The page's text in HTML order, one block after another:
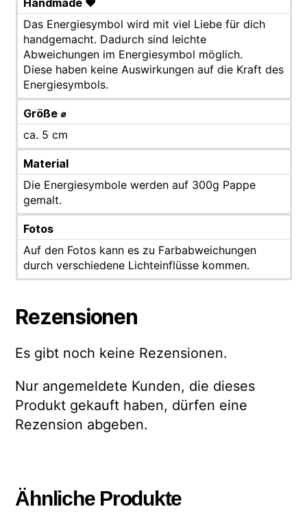
Das Energiesymbol wird mit viel Liebe für dich
handgemacht. Dadurch sind leichte
Abweichungen im Energiesymbol möglich.
Diese haben keine Auswirkungen auf die Kraft des
Energiesymbols.
Größe ⌀
ca. 5 cm
Material
Die Energiesymbole werden auf 300g Pappe
gemalt.
Fotos
Auf den Fotos kann es zu Farbabweichungen
durch verschiedene Lichteinflüsse kommen.
Rezensionen
Es gibt noch keine Rezensionen.
Nur angemeldete Kunden, die dieses
Produkt gekauft haben, dürfen eine
Rezension abgeben.
Ähnliche Produkte